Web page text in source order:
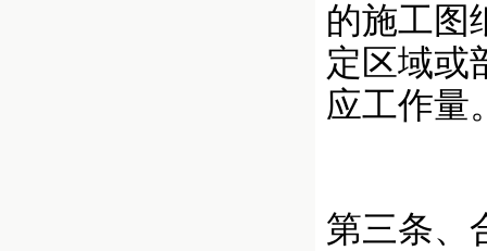
的施工图
定区域或
应工作量
第三条、